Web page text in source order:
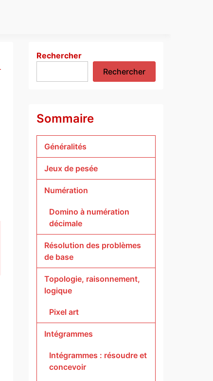
Rechercher
Rechercher
Sommaire
Généralités
Jeux de pesée
Numération
Domino à numération
décimale
Résolution des problèmes
de base
Topologie, raisonnement,
logique
Pixel art
Intégrammes
Intégrammes : résoudre et
concevoir